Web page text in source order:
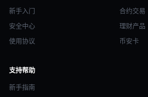
新手入门
安全中心
使用协议
合约交易
理财产品
币安卡
支持帮助
新手指南